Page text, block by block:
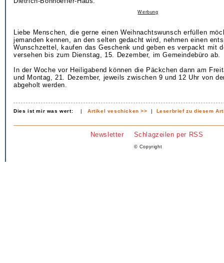
Werbung
Liebe Menschen, die gerne einen Weihnachtswunsch erfüllen
jemanden kennen, an den selten gedacht wird, nehmen einen
Wunschzettel, kaufen das Geschenk und geben es verpackt mit
versehen bis zum Dienstag, 15. Dezember, im Gemeindebüro ab.
In der Woche vor Heiligabend können die Päckchen dann am
und Montag, 21. Dezember, jeweils zwischen 9 und 12 Uhr von
abgeholt werden.
Dies ist mir was wert: |Artikel veschicken >> | Leserbrief zu diesem
Newsletter Schlagzeilen per RSS
© Copyright